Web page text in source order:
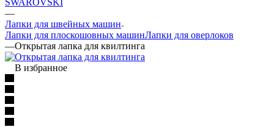
—
Лапки для швейных машин
Лапки для плоскошовных машинЛапки для оверлоков
—Открытая лапка для квилтинга
В избранное